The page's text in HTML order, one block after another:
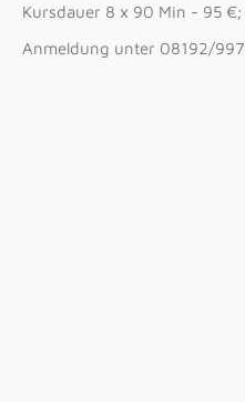
Kursdauer 8 x 90 Min - 95
Anmeldung unter 08192/